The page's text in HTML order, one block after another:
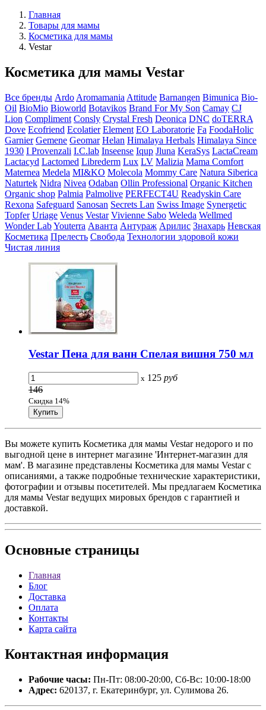
Главная
Товары для мамы
Косметика для мамы
Vestar
Косметика для мамы Vestar
Все бренды Ardo Aromamania Attitude Barnangen Bimunica Bio-
Oil BioMio Bioworld Botavikos Brand For My Son Camay CJ
Lion Compliment Consly Crystal Fresh Deonica DNC doTERRA
Dove Ecofriend Ecolatier Element EO Laboratorie Fa FoodaHolic
Garnier Gemene Geomar Helan Himalaya Herbals Himalaya Since
1930 I Provenzali I.C.lab Inseense Iqup Jluna KeraSys LactaCream
Lactacyd Lactomed Librederm Lux LV Malizia Mama Comfort
Maternea Medela MI&KO Molecola Mommy Care Natura Siberica
Naturtek Nidra Nivea Odaban Ollin Professional Organic Kitchen
Organic shop Palmia Palmolive PERFECT4U Readyskin Care
Rexona Safeguard Sanosan Secrets Lan Swiss Image Synergetic
Topfer Uriage Venus Vestar Vivienne Sabo Weleda Wellmed
Wonder LabYouterra Аванта Антураж Арилис Знахарь Невская
Косметика Прелесть Свобода Технологии здоровой кожи
Чистая линия
Vestar Пена для ванн Спелая вишня 750 мл
x 125 руб
146
Скидка 14%
Вы можете купить Косметика для мамы Vestar недорого и по
выгодной цене в интернет магазине 'Интернет-магазин для
мам'. В магазине представлены Косметика для мамы Vestar с
описаниями, а также подробные технические характеристики,
фотографии и отзывы посетителей. Мы предлагаем Косметика
для мамы Vestar ведущих мировых брендов с гарантией и
доставкой.
Основные страницы
Главная
Блог
Доставка
Оплата
Контакты
Карта сайта
Контактная информация
Рабочие часы: Пн-Пт: 08:00-20:00, Сб-Вс: 10:00-18:00
Адрес: 620137, г. Екатеринбург, ул. Сулимова 26.